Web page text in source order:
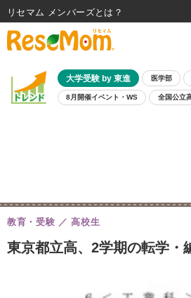
大学受験 by 東進 医学部
8月開催イベント・WS 全国公立
東京都立高、2学期の転学
教育・受験 高校生
リセマム メンバーズ